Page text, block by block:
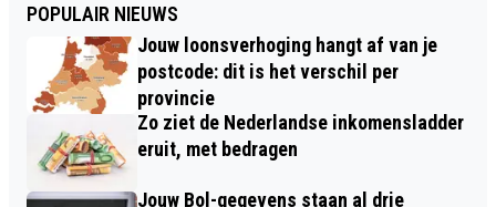
POPULAIR NIEUWS
Jouw loonsverhoging hangt af van je
postcode: dit is het verschil per
provincie
Zo ziet de Nederlandse inkomensladder
eruit, met bedragen
Jouw Bol-gegevens staan al drie